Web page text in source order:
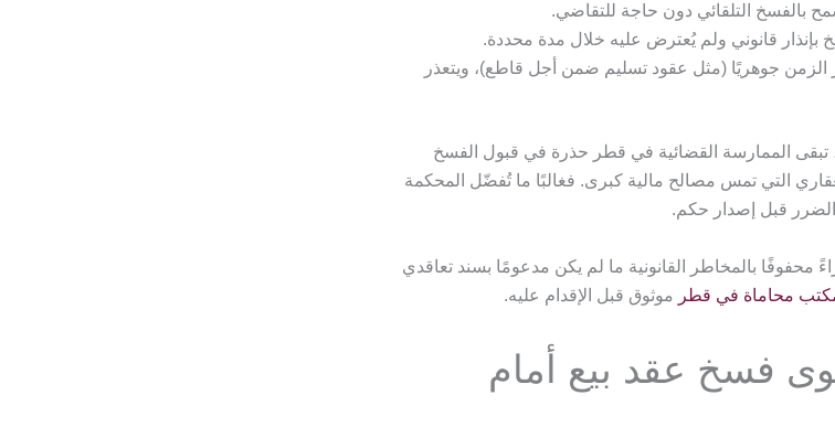
بالفسخ التلقائي دون حاجة للتقاضي.
بإنذار قانوني ولم يُعترض عليه خلال مدة محددة.
جوهريًا (مثل عقود تسليم ضمن أجل قاطع)، ويتعذر
تبقى الممارسة القضائية في قطر حذرة في قبول الفسخ
التي تمس مصالح مالية كبرى. فغالبًا ما تُفضّل المحكمة
قبل إصدار حكم.
بالمخاطر القانونية ما لم يكن مدعومًا بسند تعاقدي
محاماة في قطر موثوق قبل الإقدام عليه.
فسخ عقد بيع أمام